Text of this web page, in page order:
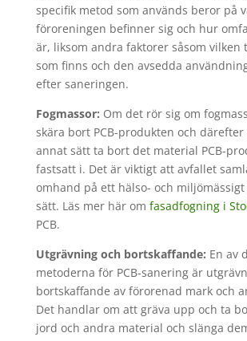
specifik metod som används beror på
föroreningen befinner sig och hur
är, liksom andra faktorer såsom vilken
som finns och den avsedda
efter saneringen.
Fogmassor: Om det rör sig om
skära bort PCB-produkten och
annat sätt ta bort det material PCB-
fastsatt i. Det är viktigt att avfallet
omhand på ett hälso- och
sätt. Läs mer här om fasadfogning i
PCB.
Utgrävning och bortskaffande: En av
metoderna för PCB-sanering är
bortskaffande av förorenad mark och
Det handlar om att gräva upp och ta
jord och andra material och slänga